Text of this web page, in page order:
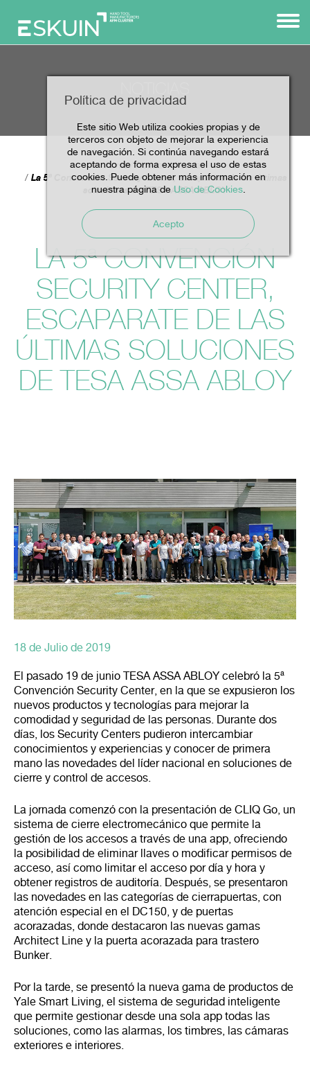
Política de privacidad
Este sitio Web utiliza cookies propias y de
terceros con objeto de mejorar la experiencia
de navegación. Si continúa navegando estará
aceptando de forma expresa el uso de estas
cookies. Puede obtener más información en
nuestra página de Uso de Cookies.
Acepto
Home Noticias Noticias
La 5ª Convención Security Center, escaparate de las últimas
soluciones de TESA ASSA ABLOY
LA 5ª CONVENCIÓN
SECURITY CENTER,
ESCAPARATE DE LAS
ÚLTIMAS SOLUCIONES
DE TESA ASSA ABLOY
18 de Julio de 2019
El pasado 19 de junio TESA ASSA ABLOY celebró la 5ª
Convención Security Center, en la que se expusieron los
nuevos productos y tecnologías para mejorar la
comodidad y seguridad de las personas. Durante dos
días, los Security Centers pudieron intercambiar
conocimientos y experiencias y conocer de primera
mano las novedades del líder nacional en soluciones de
cierre y control de accesos.
La jornada comenzó con la presentación de CLIQ Go, un
sistema de cierre electromecánico que permite la
gestión de los accesos a través de una app, ofreciendo
la posibilidad de eliminar llaves o modificar permisos de
acceso, así como limitar el acceso por día y hora y
obtener registros de auditoría. Después, se presentaron
las novedades en las categorías de cierrapuertas, con
atención especial en el DC150, y de puertas
acorazadas, donde destacaron las nuevas gamas
Architect Line y la puerta acorazada para trastero
Bunker.
Por la tarde, se presentó la nueva gama de productos de
Yale Smart Living, el sistema de seguridad inteligente
que permite gestionar desde una sola app todas las
soluciones, como las alarmas, los timbres, las cámaras
exteriores e interiores.